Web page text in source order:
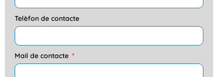
Telèfon de contacte
Mail de contacte